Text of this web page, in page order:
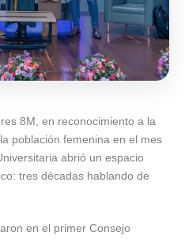
8M, en reconocimiento a la
población femenina en el mes
abrió un espacio
tres décadas hablando de
en el primer Consejo